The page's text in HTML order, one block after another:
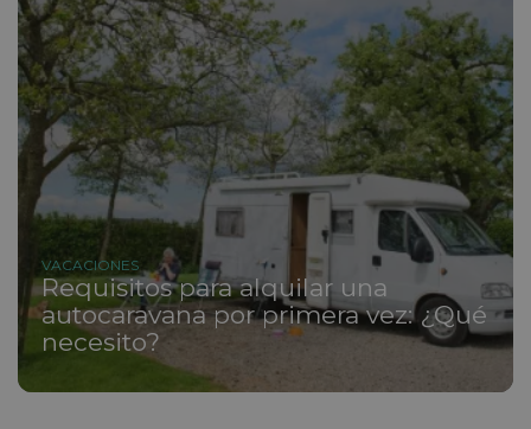
VACACIONES
Requisitos para alquilar una
autocaravana por primera vez: ¿Qué
necesito?